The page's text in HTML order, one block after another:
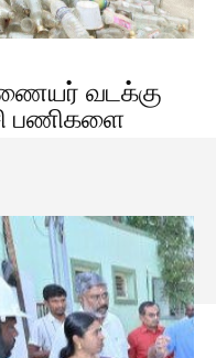
வடக்கு
பணிகளை